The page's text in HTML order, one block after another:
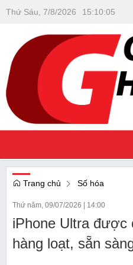
Thứ Sáu, 7/8/2026 15:10:05
Trang chủ Số hóa
Thứ năm, 09/07/2026 14:00
iPhone Ultra được
hàng loạt, sẵn